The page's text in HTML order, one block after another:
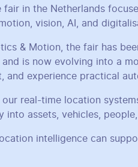
in the Netherlands
vision, AI, and
& Motion, the fair has
is now evolving into a
and experience practical
real-time location
into assets, vehicles,
intelligence can